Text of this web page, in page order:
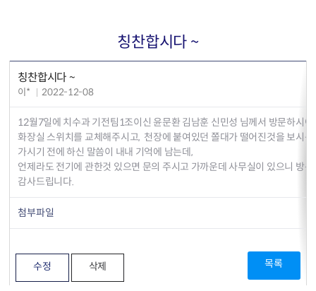
칭찬합시다 ~
칭찬합시다 ~
이* 2022-12-08
12월7일에 치수과 기전팀1조이신 윤문환 김남훈 신민성 님께서 방문하시여,
화장실 스위치를 교체해주시고, 천장에 붙여있던 쫄대가 떨어진것을 보시
가시기 전에 하신 말씀이 내내 기억에 남는데,
언제라도 전기에 관한것 있으면 문의 주시고 가까운데 사무실이 있으니 방
감사드립니다.
첨부파일
수정 삭제 목록